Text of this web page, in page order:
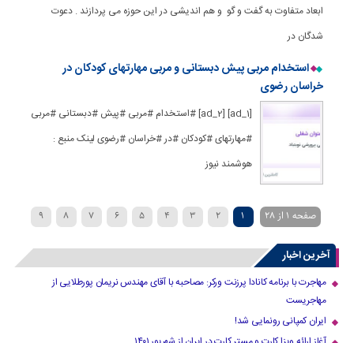
ابعاد متفاوت به گفت و گو و هم اندیشی در این حوزه می پردازند . دعوت
شدگان در
استخدام مربی پیش دبستانی و مربی مهارتهای کودکان در
خراسان رضوی
[ad_1] [ad_2] #استخدام #مربی #پیش #دبستانی #مربی
#مهارتهای #کودکان #در #خراسان #رضوی لینک منبع :
هوشمند نیوز
صفحه 1 از 28 1
2
3
4
5
6
7
8
9
10
›
20
...
» آخرین اخبار
مهاجرت با برنامه کانادا پرزنت ورکر: مصاحبه با آقای مهندس نریمان پورطلایی از
مهاجریست
ایران کمپانی رونمایی شد!